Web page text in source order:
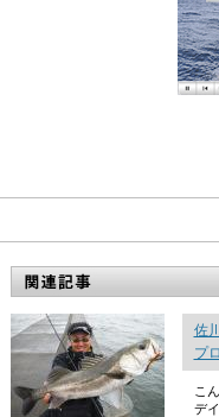
佐
プ
こ
デ